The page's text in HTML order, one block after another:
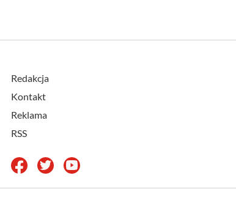
Redakcja
Kontakt
Reklama
RSS